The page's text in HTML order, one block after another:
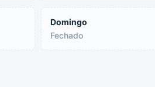
Domingo
Fechado